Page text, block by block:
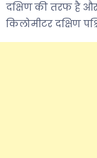
दक्षिण की तरफ है
किलोमीटर दक्षिण